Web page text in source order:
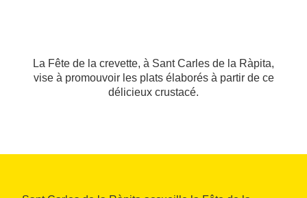
La Fête de la crevette, à Sant Carles de la Ràpita,
vise à promouvoir les plats élaborés à partir de ce
délicieux crustacé.